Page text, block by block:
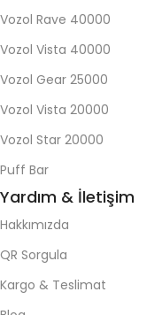
Vozol Rave 40000
Vozol Vista 40000
Vozol Gear 25000
Vozol Vista 20000
Vozol Star 20000
Puff Bar
Yardım & İletişim
Hakkımızda
QR Sorgula
Kargo & Teslimat